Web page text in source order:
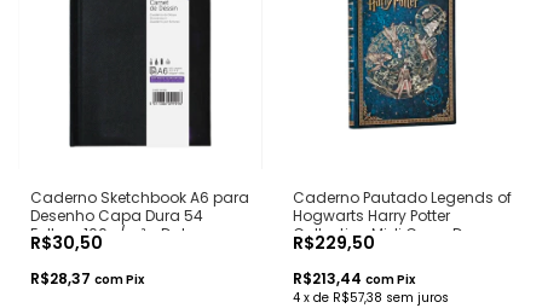
Caderno Sketchbook A6 para
Desenho Capa Dura 54
Folhas 100g/m² - Daler
Rowney
R$30,50
R$28,37 comPix
Caderno Pautado Legends of
Hogwarts Harry Potter
Collection Midi Capa Dura -
Paperblanks
R$229,50
R$213,44 comPix
4 x de R$57,38 sem juros